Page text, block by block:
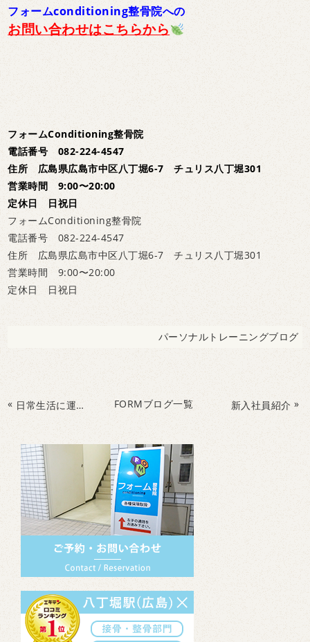
フォームconditioning整骨院への
お問い合わせはこちらから
フォームConditioning整骨院
電話番号 082-224-4547
住所 広島県広島市中区八丁堀6-7 チュリス八丁堀301
営業時間 9:00〜20:00
定休日 日祝日
フォームConditioning整骨院
電話番号 082-224-4547
住所 広島県広島市中区八丁堀6-7 チュリス八丁堀301
営業時間 9:00〜20:00
定休日 日祝日
パーソナルトレーニングブログ
« 日常生活に運動を取り入れて１年の良いスタートをきりましょう！ FORMブログ一覧 新入社員紹介 »